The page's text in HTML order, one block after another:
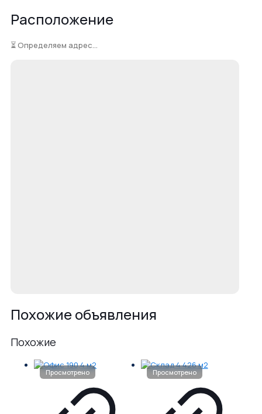
Расположение
⏳ Определяем адрес...
Похожие объявления
Похожие